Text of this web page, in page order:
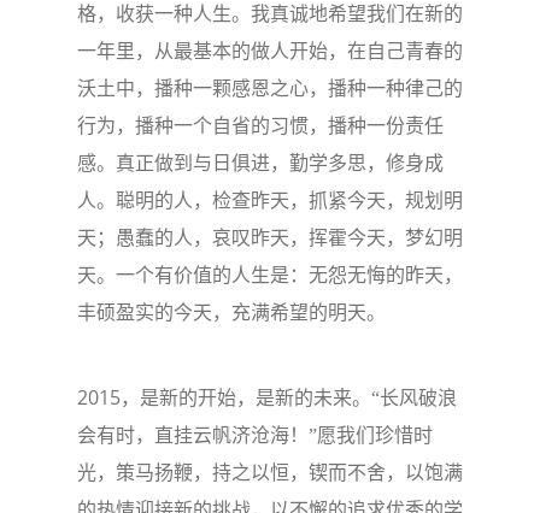
格，收获一种人生。我真诚地希望我们在新的
一年里，从最基本的做人开始，在自己青春的
沃土中，播种一颗感恩之心，播种一种律己的
行为，播种一个自省的习惯，播种一份责任
感。真正做到与日俱进，勤学多思，修身成
人。聪明的人，检查昨天，抓紧今天，规划明
天；愚蠢的人，哀叹昨天，挥霍今天，梦幻明
天。一个有价值的人生是：无怨无悔的昨天，
丰硕盈实的今天，充满希望的明天。
2015，是新的开始，是新的未来。“长风破浪
会有时，直挂云帆济沧海！”愿我们珍惜时
光，策马扬鞭，持之以恒，锲而不舍，以饱满